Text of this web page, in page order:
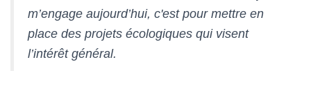
m’engage aujourd’hui, c'est pour mettre en
place des projets écologiques qui visent
l’intérêt général.